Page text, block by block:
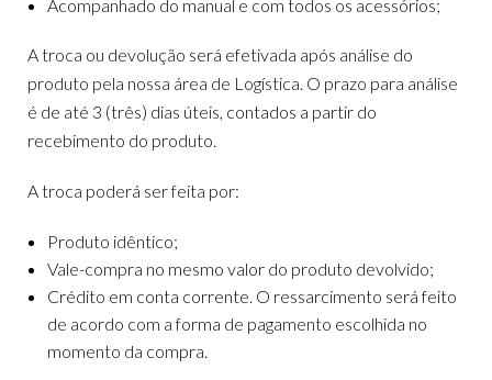
Acompanhado do manual e com todos os acessórios;
A troca ou devolução será efetivada após análise do
produto pela nossa área de Logística. O prazo para análise
é de até 3 (três) dias úteis, contados a partir do
recebimento do produto.
A troca poderá ser feita por:
Produto idêntico;
Vale-compra no mesmo valor do produto devolvido;
Crédito em conta corrente. O ressarcimento será feito
de acordo com a forma de pagamento escolhida no
momento da compra.